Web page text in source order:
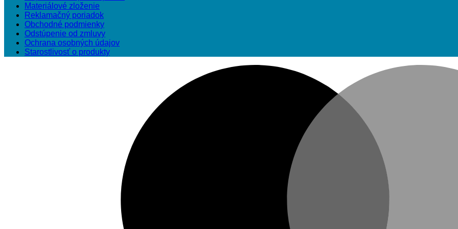
Materiálové zloženie
Reklamačný poriadok
Obchodné podmienky
Odstúpenie od zmluvy
Ochrana osobných údajov
Starostlivosť o produkty